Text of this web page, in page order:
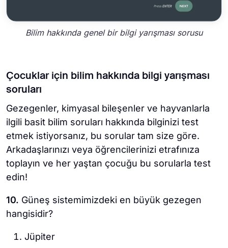
Bilim hakkında genel bir bilgi yarışması sorusu
Çocuklar için bilim hakkında bilgi yarışması
soruları
Gezegenler, kimyasal bileşenler ve hayvanlarla
ilgili basit bilim soruları hakkında bilginizi test
etmek istiyorsanız, bu sorular tam size göre.
Arkadaşlarınızı veya öğrencilerinizi etrafınıza
toplayın ve her yaştan çocuğu bu sorularla test
edin!
10. Güneş sistemimizdeki en büyük gezegen
hangisidir?
Jüpiter